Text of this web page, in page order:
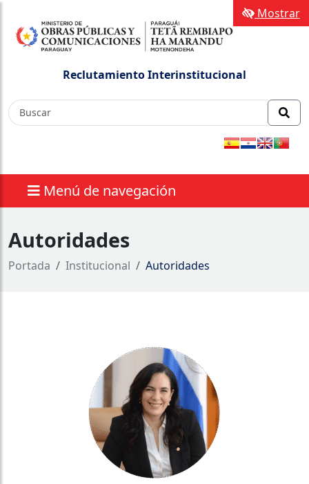
Reclutamiento Interinstitucional
Menú de navegación
Mostrar
Autoridades
Portada Institucional Autoridades